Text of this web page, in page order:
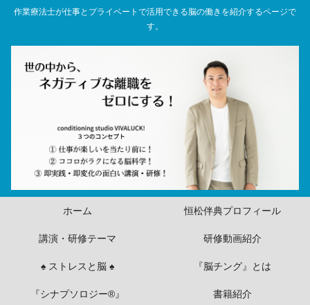
作業療法士が仕事とプライベートで活用できる脳の働きを紹介するページで
す。
ホーム 恒松伴典プロフィール
講演・研修テーマ 研修動画紹介
♠ ストレスと脳 ♠ 『脳チング』とは
『シナプソロジー®』 書籍紹介